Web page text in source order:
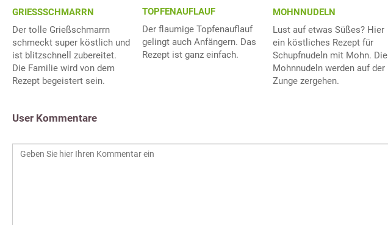
GRIESSSCHMARRN
Der tolle Grießschmarrn
schmeckt super köstlich und
ist blitzschnell zubereitet.
Die Familie wird von dem
Rezept begeistert sein.
TOPFENAUFLAUF
Der flaumige Topfenauflauf
gelingt auch Anfängern. Das
Rezept ist ganz einfach.
MOHNNUDELN
Lust auf etwas Süßes? Hier
ein köstliches Rezept für
Schupfnudeln mit Mohn. Die
Mohnnudeln werden auf der
Zunge zergehen.
User Kommentare